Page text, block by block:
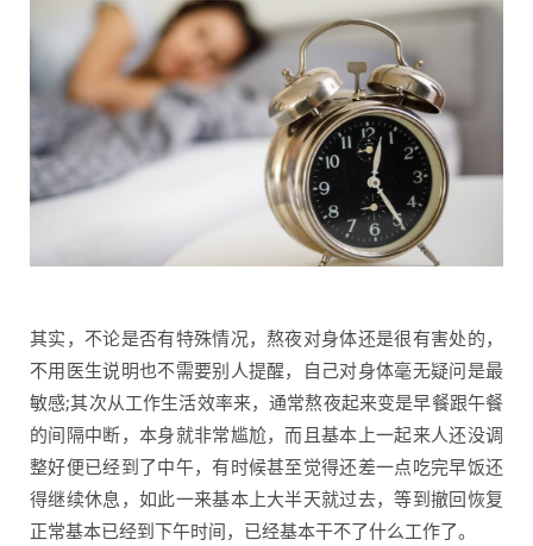
其实，不论是否有特殊情况，熬夜对身体还是很有害处的，
不用医生说明也不需要别人提醒，自己对身体毫无疑问是最
敏感;其次从工作生活效率来，通常熬夜起来变是早餐跟午餐
的间隔中断，本身就非常尴尬，而且基本上一起来人还没调
整好便已经到了中午，有时候甚至觉得还差一点吃完早饭还
得继续休息，如此一来基本上大半天就过去，等到撤回恢复
正常基本已经到下午时间，已经基本干不了什么工作了。